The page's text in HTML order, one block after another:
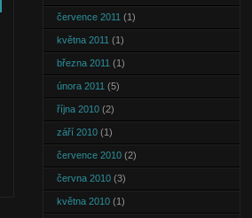
července 2011 (1)
května 2011 (1)
března 2011 (1)
února 2011 (5)
října 2010 (2)
září 2010 (1)
července 2010 (2)
června 2010 (3)
května 2010 (1)